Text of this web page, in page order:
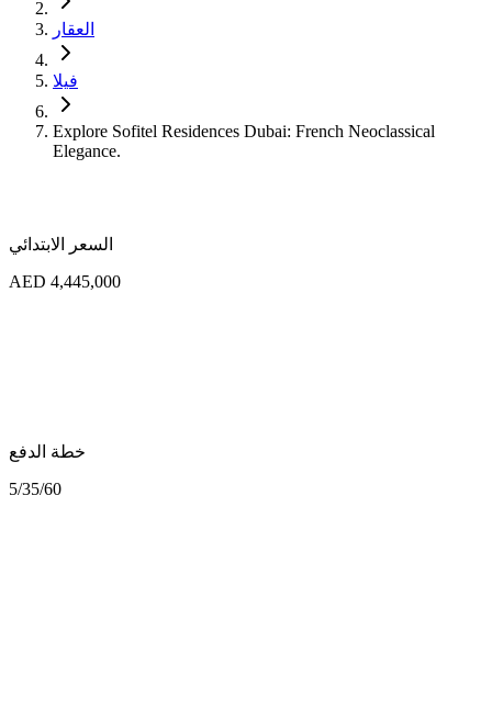
العقار
فيلا
Explore Sofitel Residences Dubai: French Neoclassical
Elegance.
السعر الابتدائي
AED 4,445,000
خطة الدفع
5/35/60